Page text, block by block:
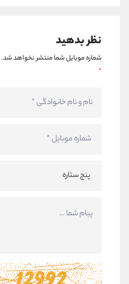
نظر بدهید
شماره موبایل شما منتشر نخواهد شد.
*